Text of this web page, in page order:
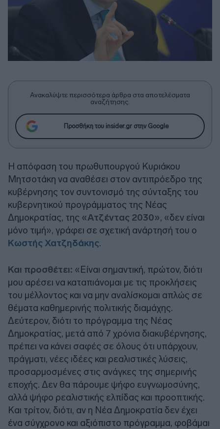
Ανακαλύψτε περισσότερα άρθρα στα αποτελέσματα
αναζήτησης.
Προσθήκη του insider.gr στην Google
Η απόφαση του πρωθυπουργού Κυριάκου
Μητσοτάκη να αναθέσει στον αντιπρόεδρο της
κυβέρνησης τον συντονισμό της σύνταξης του
κυβερνητικού προγράμματος της Νέας
Δημοκρατίας, της «Ατζέντας 2030», «δεν είναι
μόνο τιμή», γράφει σε σχετική ανάρτησή του ο
Κωστής Χατζηδάκης.
Και προσθέτει: «Είναι σημαντική, πρώτον, διότι
μου αρέσει να καταπιάνομαι με τις προκλήσεις
του μέλλοντος και να μην αναλίσκομαι απλώς σε
θέματα καθημερινής πολιτικής διαμάχης.
Δεύτερον, διότι το πρόγραμμα της Νέας
Δημοκρατίας, μετά από 7 χρόνια διακυβέρνησης,
πρέπει να κάνει σαφές σε όλους ότι υπάρχουν,
πράγματι, νέες ιδέες και ρεαλιστικές λύσεις,
προσαρμοσμένες στις ανάγκες της σημερινής
εποχής. Δεν θα πάρουμε ψήφο ευγνωμοσύνης,
αλλά ψήφο ρεαλιστικής ελπίδας και προοπτικής.
Και τρίτον, διότι, αν η Νέα Δημοκρατία δεν έχει
ένα σύγχρονο και αξιόπιστο πρόγραμμα, φοβάμαι